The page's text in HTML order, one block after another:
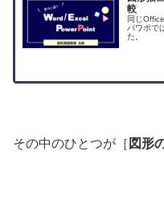
較
同じ
パワポで
た。
その中のひとつが［ 図形